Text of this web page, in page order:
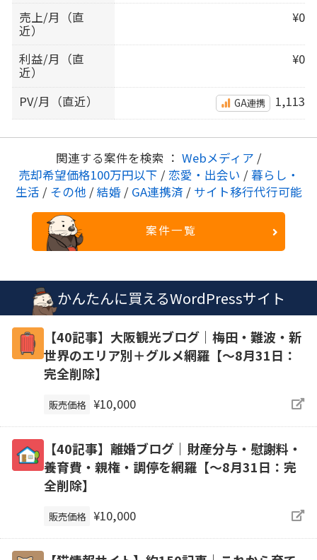
売上/月（直
近）
¥0
利益/月（直
近）
¥0
PV/月（直近） GA連携 1,113
関連する案件を検索 ： Webメディア /
売却希望価格100万円以下 / 恋愛・出会い / 暮らし・
生活 / その他 / 結婚 / GA連携済 / サイト移行代行可能
案件一覧
かんたんに買えるWordPressサイト
【40記事】大阪観光ブログ｜梅田・難波・新
世界のエリア別＋グルメ網羅【～8月31日：
完全削除】
販売価格 ¥10,000
【40記事】離婚ブログ｜財産分与・慰謝料・
養育費・親権・調停を網羅【～8月31日：完
全削除】
販売価格 ¥10,000